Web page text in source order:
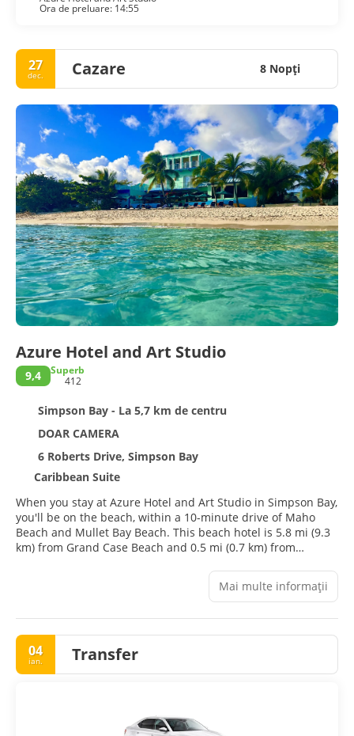
Ora de preluare: 14:55
27
dec. Cazare 8 Nopţi
Azure Hotel and Art Studio
9,4
Superb
412
Simpson Bay - La 5,7 km de centru
DOAR CAMERA
6 Roberts Drive, Simpson Bay
Caribbean Suite
When you stay at Azure Hotel and Art Studio in Simpson Bay,
you'll be on the beach, within a 10-minute drive of Maho
Beach and Mullet Bay Beach. This beach hotel is 5.8 mi (9.3
km) from Grand Case Beach and 0.5 mi (0.7 km) from
Relax at the full-service spa, where you can enjoy massages.
Additional amenities at this hotel include concierge services,
shopping on site, and barbecue grills.
Make yourself at home in one of the 8 air-conditioned rooms
featuring refrigerators and microwaves. Satellite television
include safes and complimentary newspapers, as well as
phones with free international calls.
Mai multe informații
04
ian. Transfer